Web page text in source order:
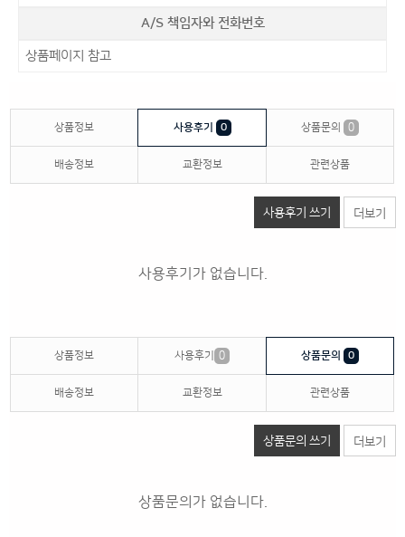
A/S 책임자와 전화번호
상품페이지 참고
상품정보 사용후기 0 상품문의 0
배송정보 교환정보 관련상품
사용후기 쓰기 더보기
사용후기가 없습니다.
상품정보 사용후기 0 상품문의 0
배송정보 교환정보 관련상품
상품문의 쓰기 더보기
상품문의가 없습니다.